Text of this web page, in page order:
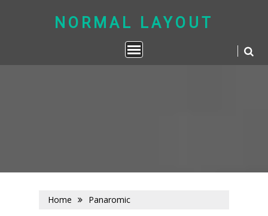
to
content
NORMAL LAYOUT
Home Panaromic